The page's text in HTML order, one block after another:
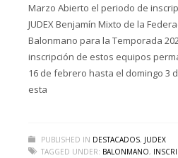
Marzo Abierto el periodo de
JUDEX Benjamín Mixto de la
Balonmano para la Temporada
inscripción de estos equipos
16 de febrero hasta el domingo 3
esta
PUBLISHED IN DESTACADOS, JUDEX
TAGGED UNDER: BALONMANO,